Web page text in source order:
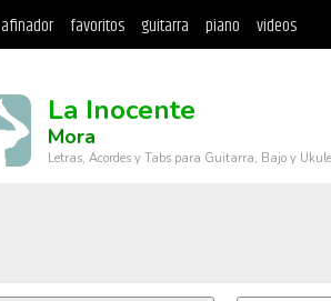
afinador favoritos guitarra piano videos
La Inocente
Mora
Letras, Acordes y Tabs para Guitarra, Bajo y